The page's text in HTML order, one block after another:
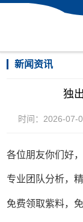
新闻资讯
独
时间：2026-07-
各位朋友你们好
专业团队分析，
免费领取紫料，